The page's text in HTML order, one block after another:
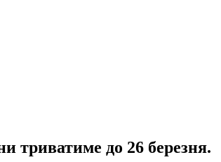
триватиме до 26 березня.